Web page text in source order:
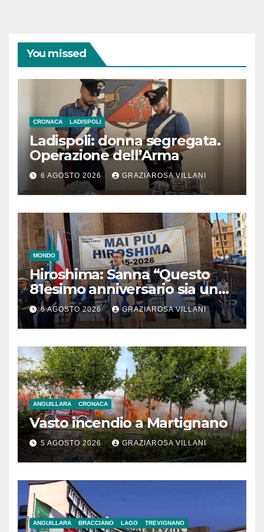
You missed
CRONACA LADISPOLI
Ladispoli: donna segregata.
Operazione dell’Arma
6 AGOSTO 2026 GRAZIAROSA VILLANI
MONDO
Hiroshima: Sanna “Questo
81esimo anniversario sia un
monito per tutti”
6 AGOSTO 2026 GRAZIAROSA VILLANI
ANGUILLARA CRONACA
Vasto incendio a Martignano
5 AGOSTO 2026 GRAZIAROSA VILLANI
ANGUILLARA BRACCIANO LAGO TREVIGNANO